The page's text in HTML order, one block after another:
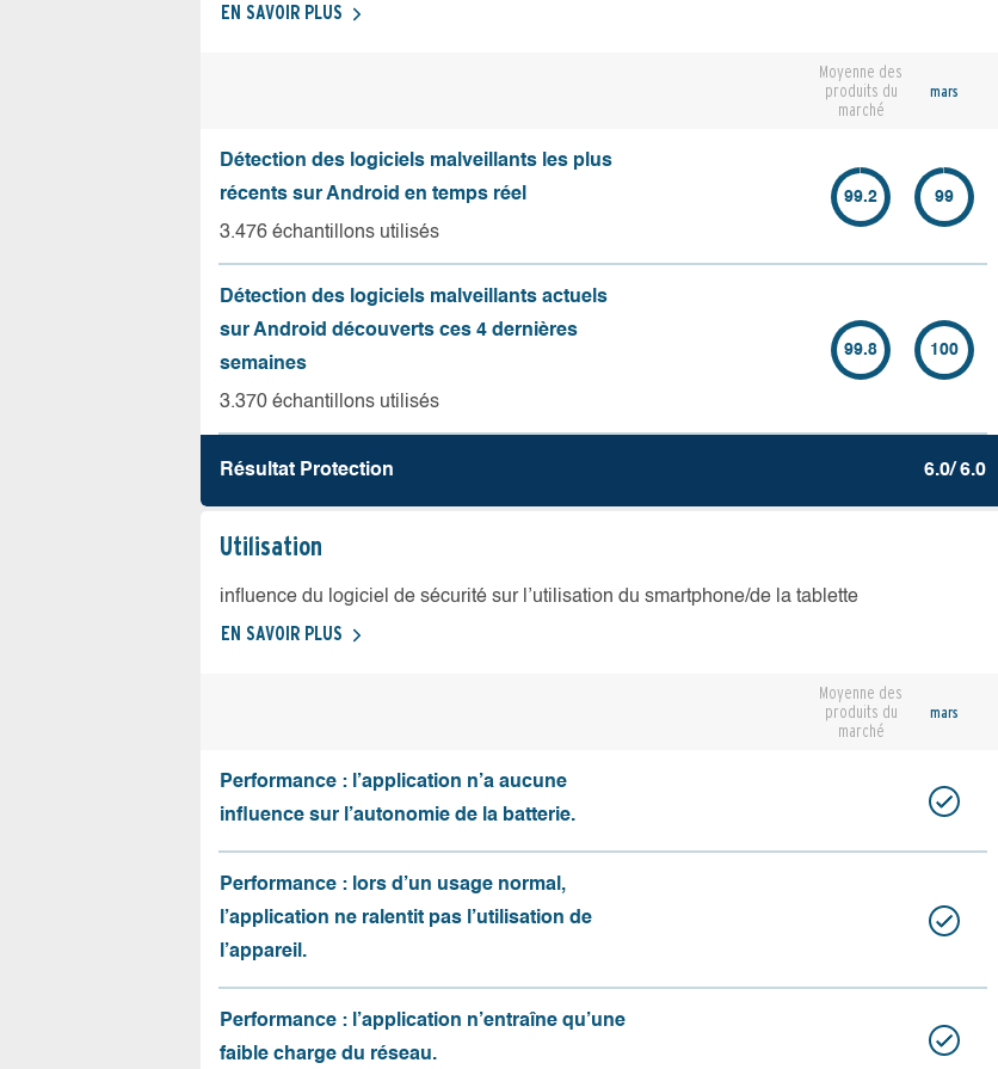
EN SAVOIR PLUS
Moyenne des
produits du
marché
mars
Détection des logiciels malveillants les plus
récents sur Android en temps réel
3.476 échantillons utilisés
99.2 99
Détection des logiciels malveillants actuels
sur Android découverts ces 4 dernières
semaines
3.370 échantillons utilisés
99.8 100
Résultat Protection 6.0/ 6.0
Utilisation
influence du logiciel de sécurité sur l’utilisation du smartphone/de la tablette
EN SAVOIR PLUS
Moyenne des
produits du
marché
mars
Performance : l’application n’a aucune
influence sur l’autonomie de la batterie.
Performance : lors d’un usage normal,
l’application ne ralentit pas l’utilisation de
l’appareil.
Performance : l’application n’entraîne qu’une
faible charge du réseau.